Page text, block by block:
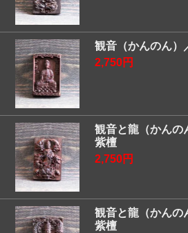
観音（かんのん）
2,750円
観音と龍（かんの
紫檀
2,750円
観音と龍（かんの
紫檀